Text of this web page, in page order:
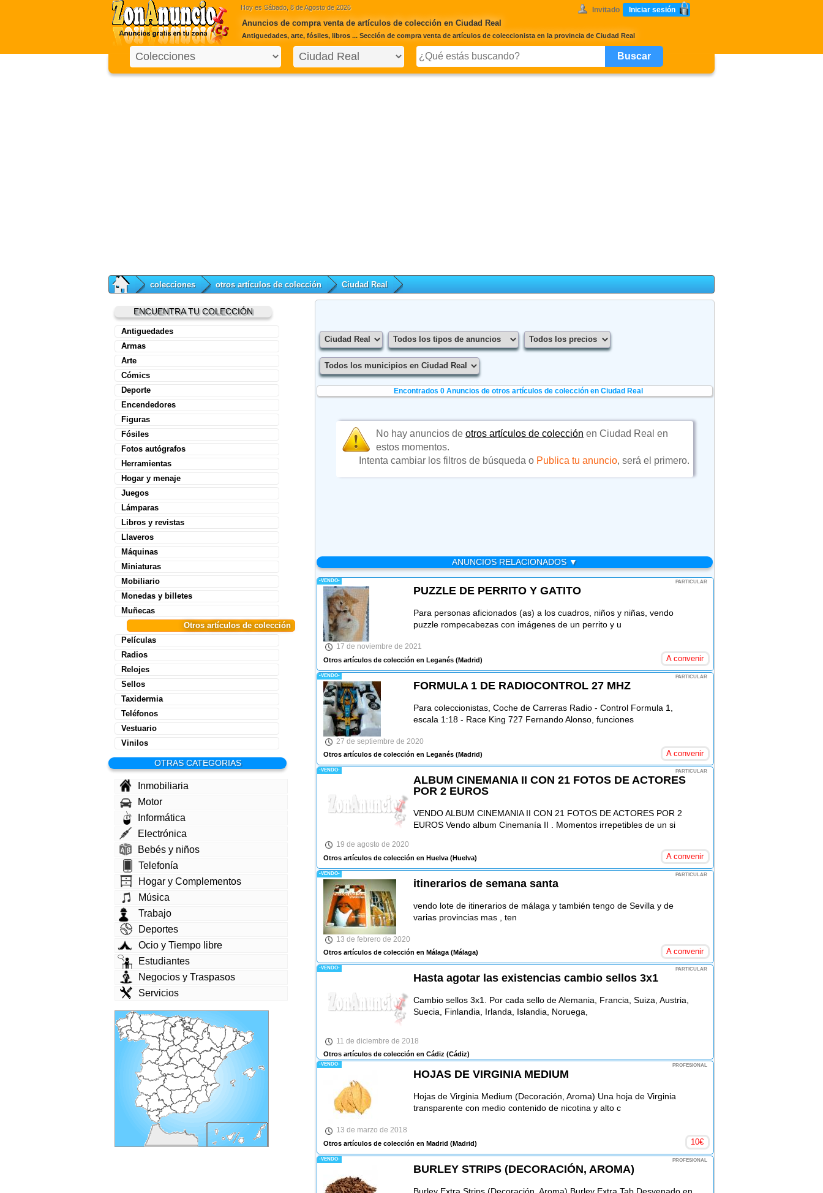
Hoy es Sábado, 8 de Agosto de 2026 Invitado Iniciar sesión
Anuncios de compra venta de artículos de colección en Ciudad Real
Antiguedades, arte, fósiles, libros ... Sección de compra venta de artículos de coleccionista en la provincia de Ciudad Real
colecciones otros artículos de colección Ciudad Real
ENCUENTRA TU COLECCIÓN
Antiguedades
Armas
Arte
Cómics
Deporte
Encendedores
Figuras
Fósiles
Fotos autógrafos
Herramientas
Hogar y menaje
Juegos
Lámparas
Libros y revistas
Llaveros
Máquinas
Miniaturas
Mobiliario
Monedas y billetes
Muñecas
Otros artículos de colección
Películas
Radios
Relojes
Sellos
Taxidermia
Teléfonos
Vestuario
Vinilos
OTRAS CATEGORIAS
Inmobiliaria
Motor
Informática
Electrónica
Bebés y niños
Telefonía
Hogar y Complementos
Música
Trabajo
Deportes
Ocio y Tiempo libre
Estudiantes
Negocios y Traspasos
Servicios
Encontrados 0Anuncios de otros artículos de colección en Ciudad Real
No hay anuncios de otros artículos de colección en Ciudad Real en
estos momentos.
Intenta cambiar los filtros de búsqueda o Publica tu anuncio, será el primero.
ANUNCIOS RELACIONADOS ▼
-VENDO- PARTICULAR
PUZZLE DE PERRITO Y GATITO
Para personas aficionados (as) a los cuadros, niños y niñas, vendo
puzzle rompecabezas con imágenes de un perrito y u
17 de noviembre de 2021
Otros artículos de colección en Leganés(Madrid) A convenir
-VENDO- PARTICULAR
FORMULA 1 DE RADIOCONTROL 27 MHZ
Para coleccionistas, Coche de Carreras Radio - Control Formula 1,
escala 1:18 - Race King 727 Fernando Alonso, funciones
27 de septiembre de 2020
Otros artículos de colección en Leganés(Madrid) A convenir
-VENDO- PARTICULAR
ALBUM CINEMANIA II CON 21 FOTOS DE ACTORES
POR 2 EUROS
VENDO ALBUM CINEMANIA II CON 21 FOTOS DE ACTORES POR 2
EUROS Vendo album Cinemanía II . Momentos irrepetibles de un si
19 de agosto de 2020
Otros artículos de colección en Huelva(Huelva) A convenir
-VENDO- PARTICULAR
itinerarios de semana santa
vendo lote de itinerarios de málaga y también tengo de Sevilla y de
varias provincias mas , ten
13 de febrero de 2020
Otros artículos de colección en Málaga(Málaga) A convenir
-VENDO- PARTICULAR
Hasta agotar las existencias cambio sellos 3x1
Cambio sellos 3x1. Por cada sello de Alemania, Francia, Suiza, Austria,
Suecia, Finlandia, Irlanda, Islandia, Noruega,
11 de diciembre de 2018
Otros artículos de colección en Cádiz (Cádiz)
-VENDO- PROFESIONAL
HOJAS DE VIRGINIA MEDIUM
Hojas de Virginia Medium (Decoración, Aroma) Una hoja de Virginia
transparente con medio contenido de nicotina y alto c
13 de marzo de 2018
Otros artículos de colección en Madrid (Madrid) 10€
-VENDO- PROFESIONAL
BURLEY STRIPS (DECORACIÓN, AROMA)